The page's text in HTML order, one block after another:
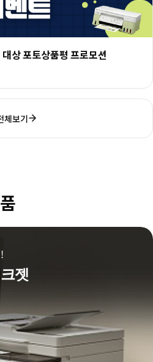
상 포토상품평 프로모션
체보기
젯